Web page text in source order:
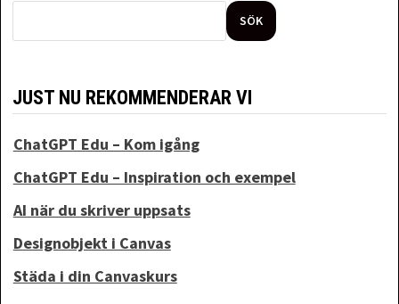
SÖK
JUST NU REKOMMENDERAR VI
ChatGPT Edu – Kom igång
ChatGPT Edu – Inspiration och exempel
AI när du skriver uppsats
Designobjekt i Canvas
Städa i din Canvaskurs